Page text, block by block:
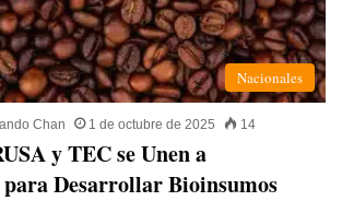
Nacionales
Chan 1 de octubre de 2025 14
y TEC se Unen a
Desarrollar Bioinsumos